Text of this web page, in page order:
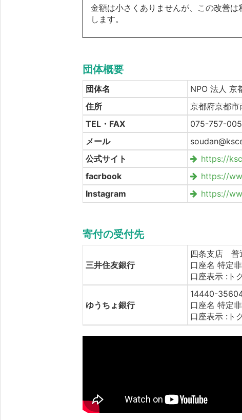
金額は小さくありませんが、この改善
します。
団体概要
団体名
NPO 法人 京
住所
京都府京都
TEL・FAX
075-757-
メール
公式サイト
https://
facrbook
https://
Instagram
https://
寄付の受付先
三井住友銀行
四条支店 普
口座名 特定
口座表示 :ト
ゆうちょ銀行
14440-
口座名 特定
口座表示 :ト